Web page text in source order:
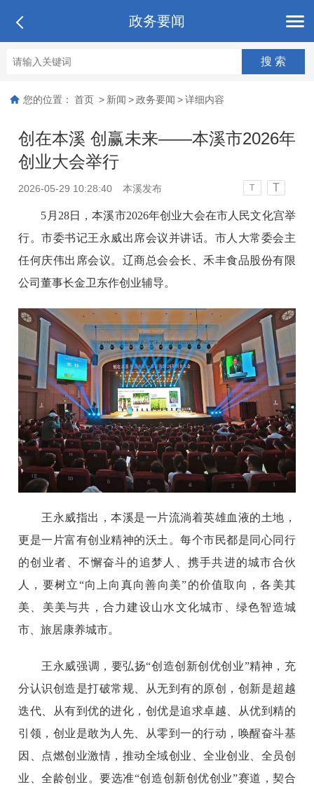
政务要闻
您的位置： 首页 > 新闻 > 政务要闻 > 详细内容
创在本溪 创赢未来——本溪市2026年
创业大会举行
2026-05-29 10:28:40 本溪发布 T T
5月28日，本溪市2026年创业大会在市人民文化宫举
行。市委书记王永威出席会议并讲话。市人大常委会主
任何庆伟出席会议。辽商总会会长、禾丰食品股份有限
公司董事长金卫东作创业辅导。
王永威指出，本溪是一片流淌着英雄血液的土地，
更是一片富有创业精神的沃土。每个市民都是同心同行
的创业者、不懈奋斗的追梦人、携手共进的城市合伙
人，要树立“向上向真向善向美”的价值取向，各美其
美、美美与共，合力建设山水文化城市、绿色智造城
市、旅居康养城市。
王永威强调，要弘扬“创造创新创优创业”精神，充
分认识创造是打破常规、从无到有的原创，创新是超越
迭代、从有到优的进化，创优是追求卓越、从优到精的
引领，创业是敢为人先、从零到一的行动，唤醒奋斗基
因、点燃创业激情，推动全域创业、全业创业、全员创
业、全龄创业。要选准“创造创新创优创业”赛道，契合